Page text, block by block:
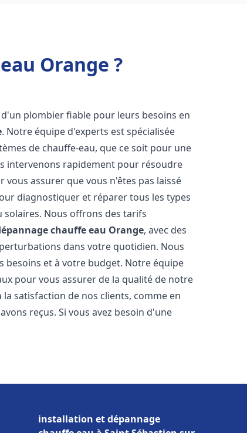
Orange ?
plombier fiable pour leurs besoins en
. Notre équipe d'experts est spécialisée
de chauffe-eau, que ce soit pour une
intervenons rapidement pour résoudre
assurer que vous n'êtes pas laissé
diagnostiquer et réparer tous les types
solaires. Nous offrons des tarifs
chauffe eau Orange, avec des
dans votre quotidien. Nous
besoins et à votre budget. Notre équipe
pour vous assurer de la qualité de notre
satisfaction de nos clients, comme en
reçus. Si vous avez besoin d'une
installation et dépannage